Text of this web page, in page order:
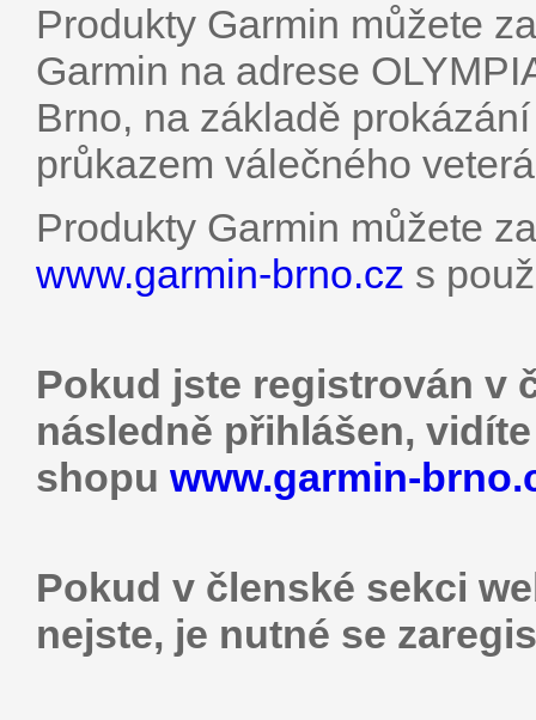
Produkty Garmin můžete
Garmin na adrese
Brno, na základě
průkazem válečného
Produkty Garmin můžete
www.garmin-brno.cz s
Pokud jste registrován v
následně přihlášen,
shopu www.garmin-
Pokud v členské sekci
nejste, je nutné se